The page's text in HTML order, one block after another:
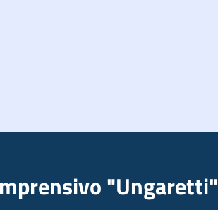
"Ungaretti"